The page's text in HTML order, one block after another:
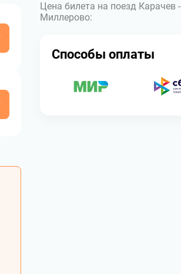
Цена билета на поезд Карачев -
Миллерово:
Способы оплаты